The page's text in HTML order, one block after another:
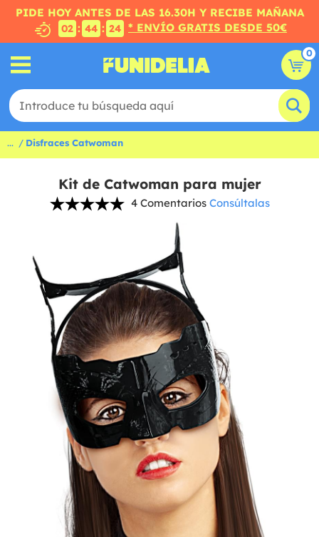
PIDE HOY ANTES DE LAS 16.30H Y RECIBE MAÑANA
02 : 44 : 23 * ENVÍO GRATIS DESDE 50€
0
... Disfraces Catwoman
Kit de Catwoman para mujer
4 Comentarios Consúltalas